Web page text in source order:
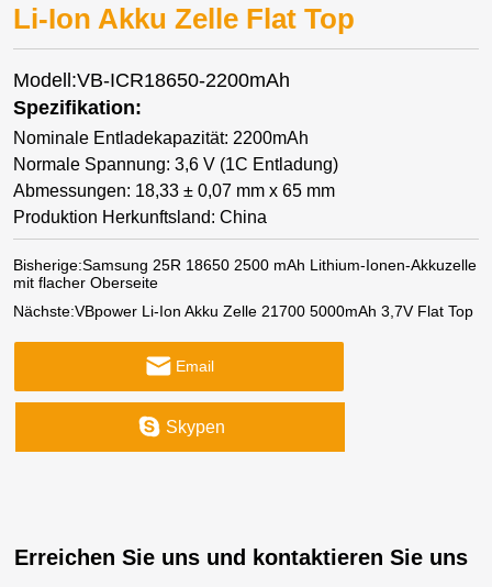
Li-Ion Akku Zelle Flat Top
Modell:VB-ICR18650-2200mAh
Spezifikation:
Nominale Entladekapazität: 2200mAh
Normale Spannung: 3,6 V (1C Entladung)
Abmessungen: 18,33 ± 0,07 mm x 65 mm
Produktion Herkunftsland: China
Bisherige:Samsung 25R 18650 2500 mAh Lithium-Ionen-Akkuzelle
mit flacher Oberseite
Nächste:VBpower Li-Ion Akku Zelle 21700 5000mAh 3,7V Flat Top
Email
Skypen
Erreichen Sie uns und kontaktieren Sie uns